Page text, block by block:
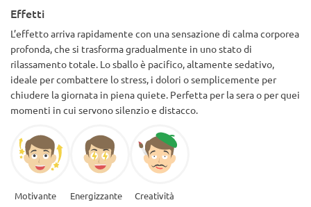
Effetti
L’effetto arriva rapidamente con una sensazione di calma corporea
profonda, che si trasforma gradualmente in uno stato di
rilassamento totale. Lo sballo è pacifico, altamente sedativo,
ideale per combattere lo stress, i dolori o semplicemente per
chiudere la giornata in piena quiete. Perfetta per la sera o per quei
momenti in cui servono silenzio e distacco.
Motivante Energizzante Creatività